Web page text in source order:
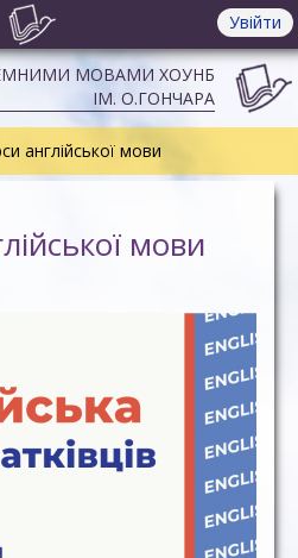
Увійти
МОВАМИ ХОУНБ
ІМ. О.ГОНЧАРА
англійської мови
мови